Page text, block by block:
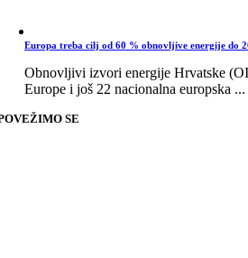
Europa treba cilj od 60 % obnovljive energije do
Obnovljivi izvori energije Hrvatske
Europe i još 22 nacionalna europska ...
SE